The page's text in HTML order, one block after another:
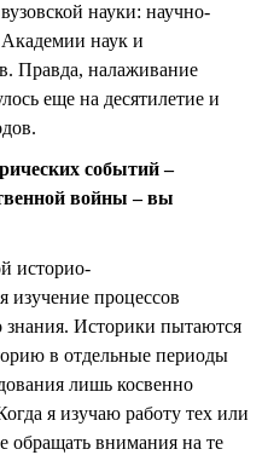
науки: научно-
Академии наук и
Правда, налаживание
еще на десятилетие и
событий –
войны – вы
историо-
изучение процессов
знания. Историки пытаются
в отдельные периоды
лишь косвенно
я изучаю работу тех или
обращать внимания на те